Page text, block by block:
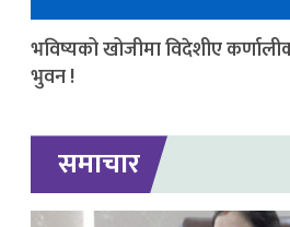
भविष्यको खोजीमा विदेशीए
भुवन !
समाचार